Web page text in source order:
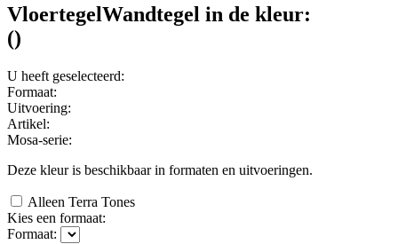
VloertegelWandtegel in de kleur:
()
U heeft geselecteerd:
Formaat:
Uitvoering:
Artikel:
Mosa-serie:
Deze kleur is beschikbaar in formaten en uitvoeringen.
Alleen Terra Tones
Kies een formaat:
Formaat: